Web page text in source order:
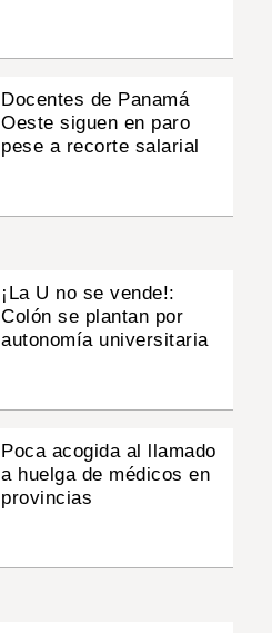
Docentes de Panamá
Oeste siguen en paro
pese a recorte salarial
¡La U no se vende!:
Colón se plantan por
autonomía universitaria
Poca acogida al llamado
a huelga de médicos en
provincias